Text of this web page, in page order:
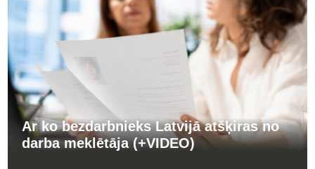
Ar ko bezdarbnieks Latvijā atšķiras no
darba meklētāja (+VIDEO)